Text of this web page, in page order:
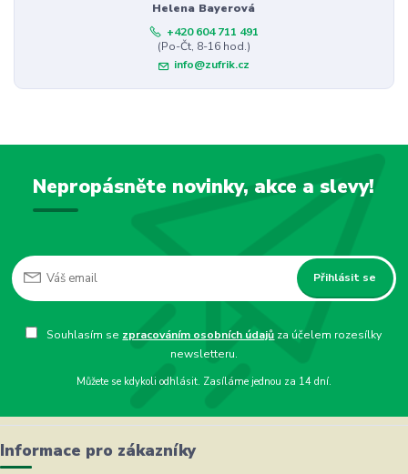
Helena Bayerová
+420 604 711 491
(Po-Čt, 8-16 hod.)
info@zufrik.cz
Nepropásněte novinky, akce a slevy!
Přihlásit se
Souhlasím se zpracováním osobních údajů za účelem rozesílky
newsletteru.
Můžete se kdykoli odhlásit. Zasíláme jednou za 14 dní.
Informace pro zákazníky